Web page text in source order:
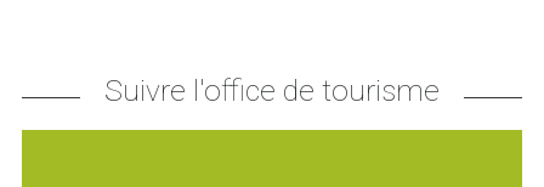
Suivre l'office de tourisme